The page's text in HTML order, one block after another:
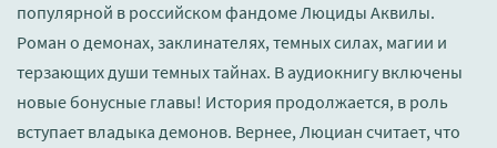
популярной в российском фандоме Люциды Аквилы.
Роман о демонах, заклинателях, темных силах, магии и
терзающих души темных тайнах. В аудиокнигу включены
новые бонусные главы! История продолжается, в роль
вступает владыка демонов. Вернее, Люциан считает, что